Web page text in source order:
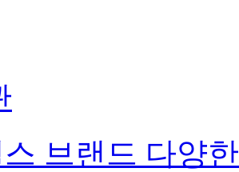
브랜드 다양